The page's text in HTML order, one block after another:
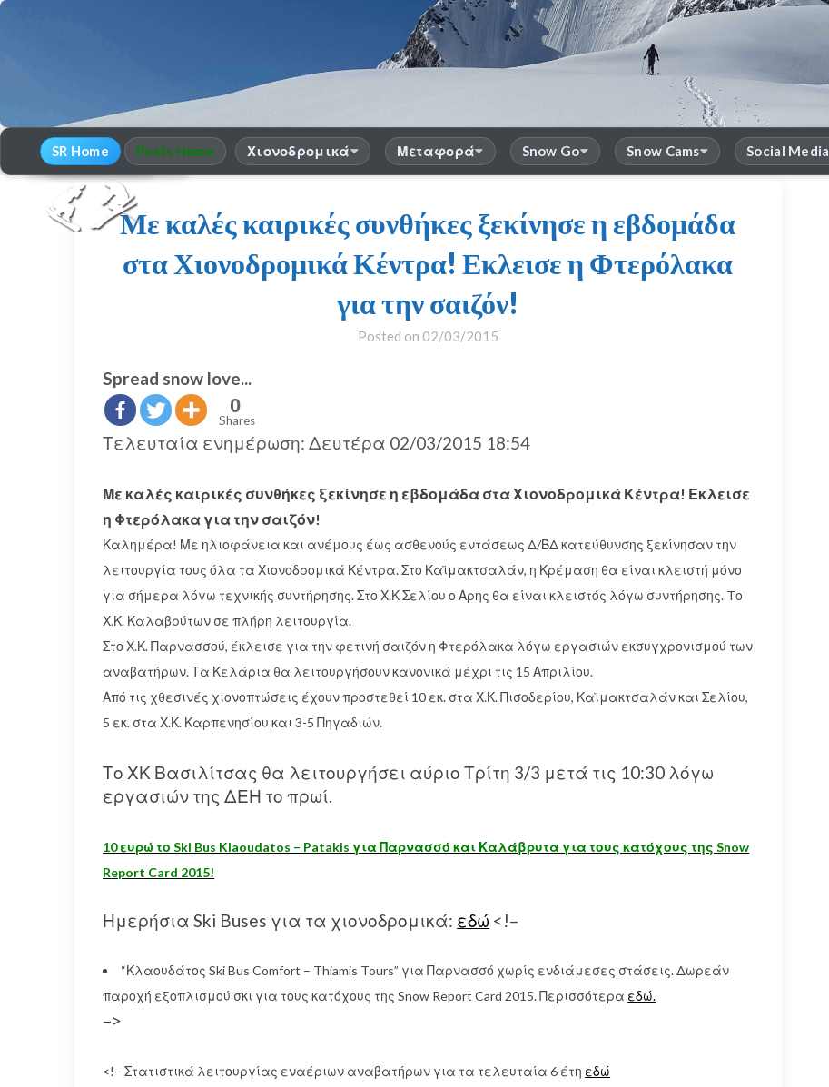
30χρόνια Snow Report
season 2025-26
SR Home Posts Home Χιονοδρομικά Μεταφορά Snow Go Snow Cams Social Media
Με καλές καιρικές συνθήκες ξεκίνησε η εβδομάδα
στα Χιονοδρομικά Κέντρα! Εκλεισε η Φτερόλακα
για την σαιζόν!
Posted on 02/03/2015
Spread snow love...
0
Shares
Τελευταία ενημέρωση: Δευτέρα 02/03/2015 18:54
Με καλές καιρικές συνθήκες ξεκίνησε η εβδομάδα στα Χιονοδρομικά Κέντρα! Εκλεισε
η Φτερόλακα για την σαιζόν!
Καλημέρα! Με ηλιοφάνεια και ανέμους έως ασθενούς εντάσεως Δ/ΒΔ κατεύθυνσης ξεκίνησαν την
λειτουργία τους όλα τα Χιονοδρομικά Κέντρα. Στο Καϊμακτσαλάν, η Κρέμαση θα είναι κλειστή μόνο
για σήμερα λόγω τεχνικής συντήρησης. Στο Χ.Κ Σελίου ο Αρης θα είναι κλειστός λόγω συντήρησης. Tο
Χ.Κ. Καλαβρύτων σε πλήρη λειτουργία.
Στο Χ.Κ. Παρνασσού, έκλεισε για την φετινή σαιζόν η Φτερόλακα λόγω εργασιών εκσυγχρονισμού των
αναβατήρων. Τα Κελάρια θα λειτουργήσουν κανονικά μέχρι τις 15 Απριλίου.
Από τις χθεσινές χιονοπτώσεις έχουν προστεθεί 10 εκ. στα Χ.Κ. Πισοδερίου, Καϊμακτσαλάν και Σελίου,
5 εκ. στα Χ.Κ. Καρπενησίου και 3-5 Πηγαδιών.
Το ΧΚ Βασιλίτσας θα λειτουργήσει αύριο Τρίτη 3/3 μετά τις 10:30 λόγω
εργασιών της ΔΕΗ το πρωί.
10 ευρώ το Ski Bus Klaoudatos – Patakis για Παρνασσό και Καλάβρυτα για τους κατόχους της Snow
Report Card 2015!
Ημερήσια Ski Buses για τα χιονοδρομικά: εδώ <!–
“Κλαουδάτος Ski Bus Comfort – Thiamis Tours” για Παρνασσό χωρίς ενδιάμεσες στάσεις. Δωρεάν
παροχή εξοπλισμού σκι για τους κατόχους της Snow Report Card 2015. Περισσότερα εδώ.
–>
<!– Στατιστικά λειτουργίας εναέριων αναβατήρων για τα τελευταία 6 έτη εδώ